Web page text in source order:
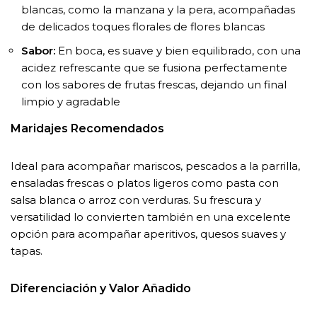
blancas, como la manzana y la pera, acompañadas
de delicados toques florales de flores blancas
Sabor: En boca, es suave y bien equilibrado, con una
acidez refrescante que se fusiona perfectamente
con los sabores de frutas frescas, dejando un final
limpio y agradable
Maridajes Recomendados
Ideal para acompañar mariscos, pescados a la parrilla,
ensaladas frescas o platos ligeros como pasta con
salsa blanca o arroz con verduras. Su frescura y
versatilidad lo convierten también en una excelente
opción para acompañar aperitivos, quesos suaves y
tapas.
Diferenciación y Valor Añadido